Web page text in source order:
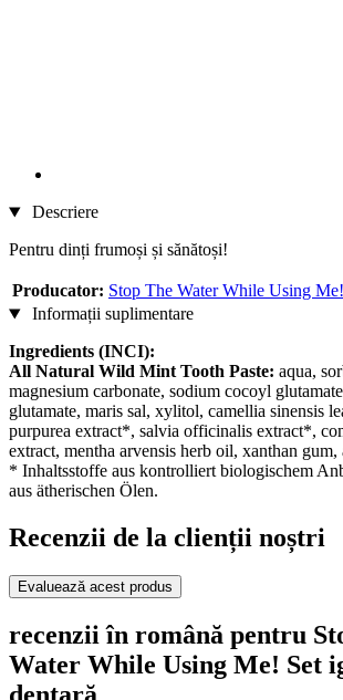
Descriere
Pentru dinți frumoși și sănătoși!
Producator: Stop The Water While Using Me!
Informații suplimentare
Ingredients (INCI):
All Natural Wild Mint Tooth Paste: aqua,
magnesium carbonate, sodium cocoyl
glutamate, maris sal, xylitol, camellia sinensis
purpurea extract*, salvia officinalis extract*,
extract, mentha arvensis herb oil, xanthan
* Inhaltsstoffe aus kontrolliert biologischem
aus ätherischen Ölen.
Recenzii de la clienții noștri
Evaluează acest produs
recenzii în română pentru
Water While Using Me! Set